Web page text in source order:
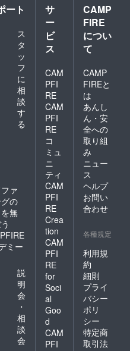
ート
ス
タ
ッ
フ
に
相
談
す
る
ァ
の
無
ミー
説
明
会
・
相
談
会
サ
ー
ビ
ス
CAM
PFI
RE
CAM
PFI
RE
コ
ミュ
ニ
ティ
CAM
PFI
RE
Crea
tion
CAM
PFI
RE
for
Soci
al
Goo
d
CAM
PFI
CAMP
FIRE
につい
て
CAMP
FIREと
は
あんし
ん・安
全への
取り組
み
ニュー
ス
ヘルプ
お問い
合わせ
各種規定
利用規
約
細則
プライ
バシー
ポリ
シー
特定商
取引法